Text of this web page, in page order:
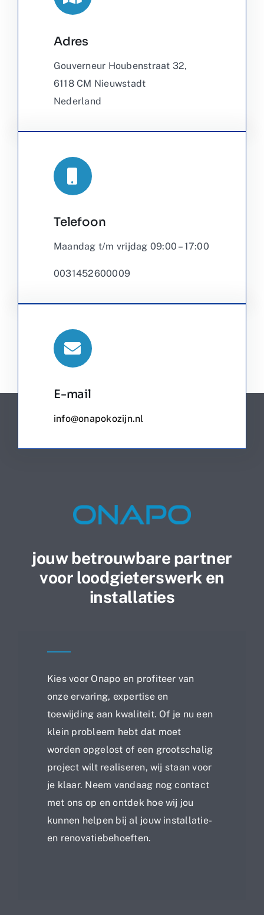
Adres
Gouverneur Houbenstraat 32,
6118 CM Nieuwstadt
Nederland
Telefoon
Maandag t/m vrijdag 09:00 – 17:00
0031452600009
E-mail
info@onapokozijn.nl
jouw betrouwbare partner
voor loodgieterswerk en
installaties
Kies voor Onapo en profiteer van
onze ervaring, expertise en
toewijding aan kwaliteit. Of je nu een
klein probleem hebt dat moet
worden opgelost of een grootschalig
project wilt realiseren, wij staan voor
je klaar. Neem vandaag nog contact
met ons op en ontdek hoe wij jou
kunnen helpen bij al jouw installatie-
en renovatiebehoeften.